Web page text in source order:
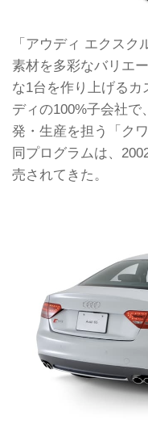
「アウディ エクス
素材を多彩なバリエ
な1台を作り上げる
ディの100%子会社で
発・生産を担う「ク
同プログラムは、
売されてきた。